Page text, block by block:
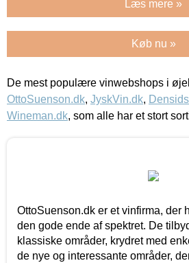
Læs mere »
Køb nu »
De mest populære vinwebshops i
OttoSuenson.dk, JyskVin.dk,
Wineman.dk, som alle har et stort
OttoSuenson.dk er et vinfirma, der
den gode ende af spektret. De
klassiske områder, krydret med
de nye og interessante områder,